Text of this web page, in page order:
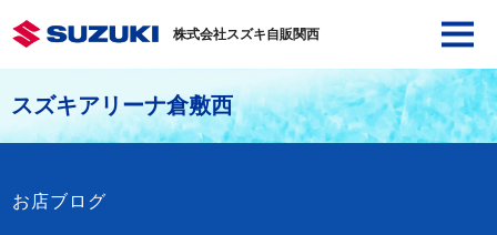
株式会社スズキ自販関西
スズキアリーナ倉敷西
お店ブログ